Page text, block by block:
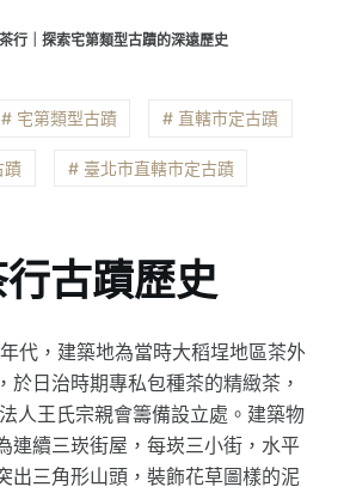
行｜探索宅第類型古蹟的深遠歷史
# 宅第類型古蹟 # 直轄市定古蹟
蹟 # 臺北市直轄市定古蹟
古蹟歷史
代，建築地為當時大稻埕地區茶外
於日治時期專私包種茶的精緻茶，
人王氏宗親會籌備設立處。建築物
連續三崁街屋，每崁三小街，水平
出三角形山頭，裝飾花草圖樣的泥